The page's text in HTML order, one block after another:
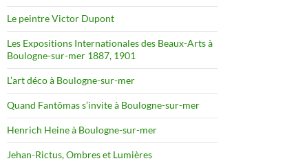
Le peintre Victor Dupont
Les Expositions Internationales des Beaux-Arts à
Boulogne-sur-mer 1887, 1901
L’art déco à Boulogne-sur-mer
Quand Fantômas s’invite à Boulogne-sur-mer
Henrich Heine à Boulogne-sur-mer
Jehan-Rictus, Ombres et Lumières